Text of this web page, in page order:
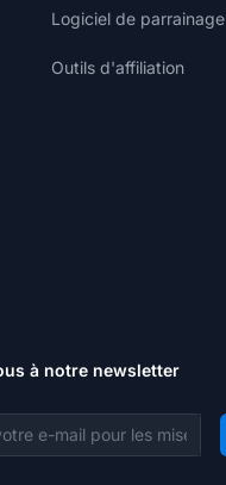
Logiciel de parrainage
Outils d'affiliation
à notre newsletter